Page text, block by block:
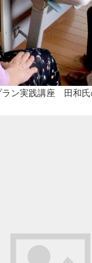
ラン実践講座 田和氏